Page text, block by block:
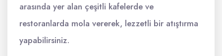
arasında yer alan çeşitli kafelerde ve
restoranlarda mola vererek, lezzetli bir atıştırma
yapabilirsiniz.